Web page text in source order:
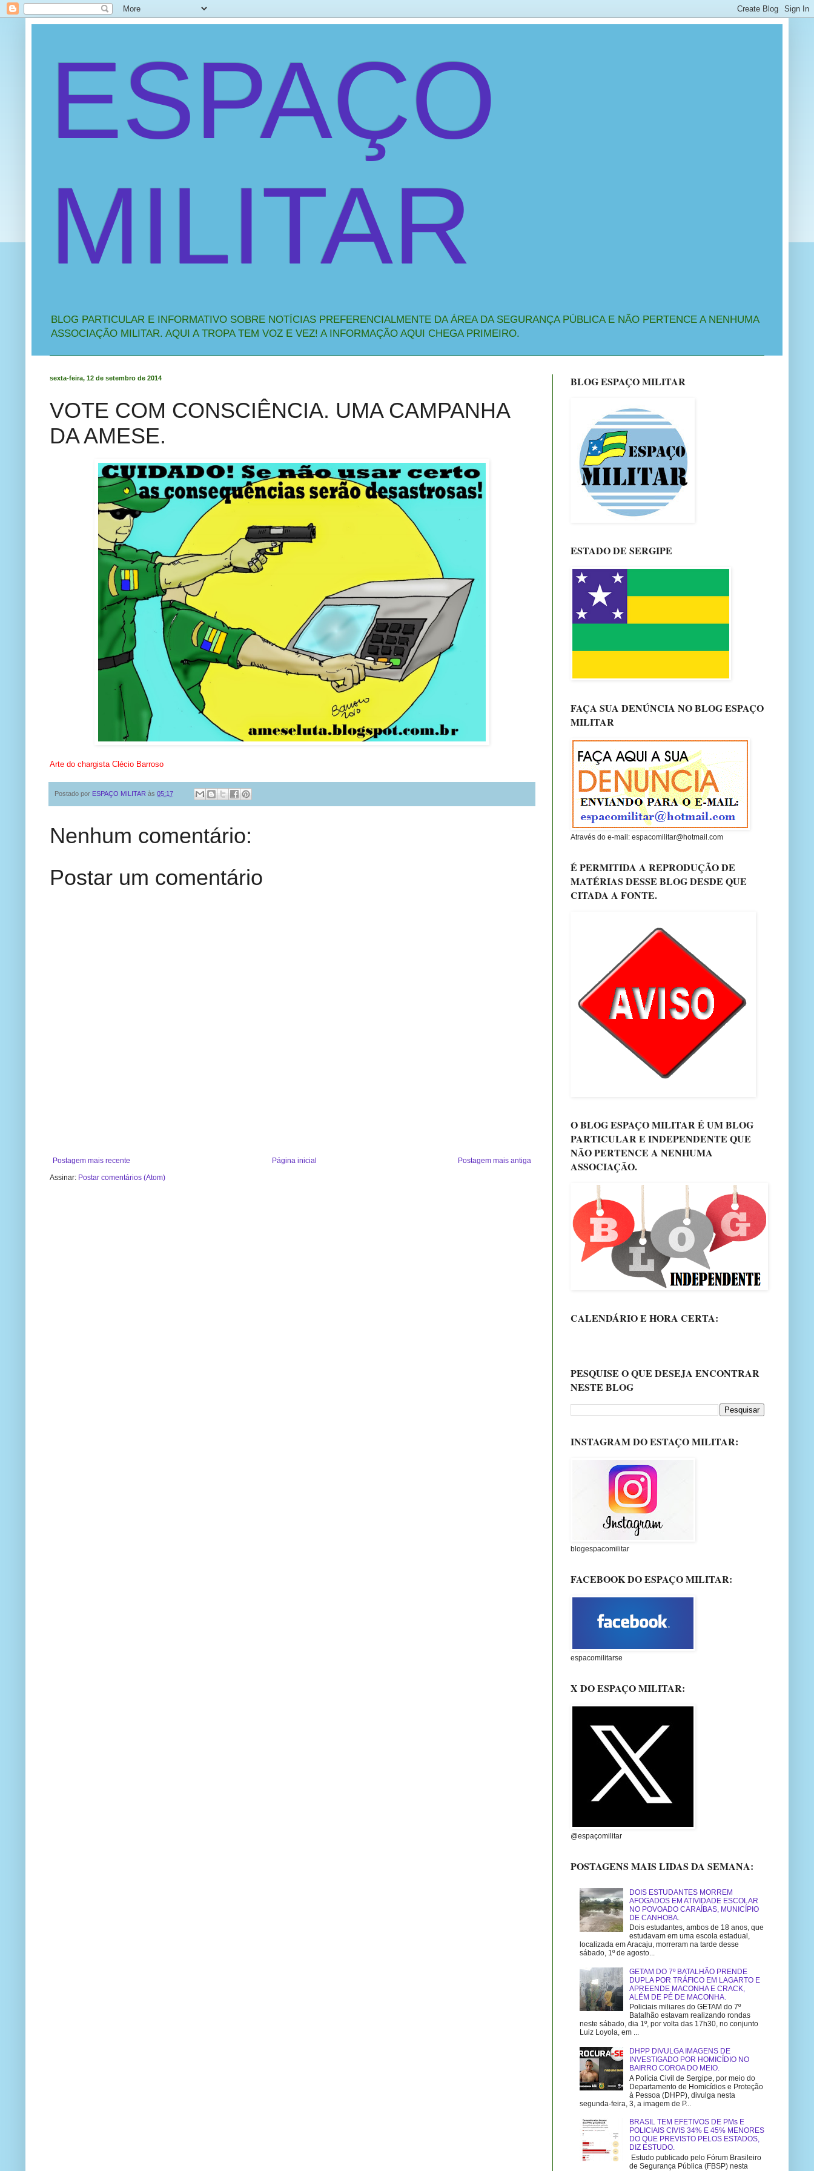
ESPAÇO
MILITAR
BLOG PARTICULAR E INFORMATIVO SOBRE NOTÍCIAS PREFERENCIALMENTE DA ÁREA DA SEGURANÇA PÚBLICA E NÃO PERTENCE A NENHUMA
ASSOCIAÇÃO MILITAR. AQUI A TROPA TEM VOZ E VEZ! A INFORMAÇÃO AQUI CHEGA PRIMEIRO.
sexta-feira, 12 de setembro de 2014
VOTE COM CONSCIÊNCIA. UMA CAMPANHA
DA AMESE.
Arte do chargista Clécio Barroso
Postado por ESPAÇO MILITAR às 05:17
Nenhum comentário:
Postar um comentário
Postagem mais recente Postagem mais antiga
Página inicial
Assinar: Postar comentários (Atom)
BLOG ESPAÇO MILITAR
ESTADO DE SERGIPE
FAÇA SUA DENÚNCIA NO BLOG ESPAÇO
MILITAR
Através do e-mail: espacomilitar@hotmail.com
É PERMITIDA A REPRODUÇÃO DE
MATÉRIAS DESSE BLOG DESDE QUE
CITADA A FONTE.
O BLOG ESPAÇO MILITAR É UM BLOG
PARTICULAR E INDEPENDENTE QUE
NÃO PERTENCE A NENHUMA
ASSOCIAÇÃO.
CALENDÁRIO E HORA CERTA:
PESQUISE O QUE DESEJA ENCONTRAR
NESTE BLOG
INSTAGRAM DO ESTAÇO MILITAR:
blogespacomilitar
FACEBOOK DO ESPAÇO MILITAR:
espacomilitarse
X DO ESPAÇO MILITAR:
@espaçomilitar
POSTAGENS MAIS LIDAS DA SEMANA:
DOIS ESTUDANTES MORREM
AFOGADOS EM ATIVIDADE ESCOLAR
NO POVOADO CARAÍBAS, MUNICÍPIO
DE CANHOBA.
Dois estudantes, ambos de 18 anos, que
estudavam em uma escola estadual,
localizada em Aracaju, morreram na tarde desse
sábado, 1º de agosto...
GETAM DO 7º BATALHÃO PRENDE
DUPLA POR TRÁFICO EM LAGARTO E
APREENDE MACONHA E CRACK,
ALÉM DE PÉ DE MACONHA.
Policiais miliares do GETAM do 7º
Batalhão estavam realizando rondas
neste sábado, dia 1º, por volta das 17h30, no conjunto
Luiz Loyola, em ...
DHPP DIVULGA IMAGENS DE
INVESTIGADO POR HOMICÍDIO NO
BAIRRO COROA DO MEIO.
A Polícia Civil de Sergipe, por meio do
Departamento de Homicídios e Proteção
à Pessoa (DHPP), divulga nesta
segunda-feira, 3, a imagem de P...
BRASIL TEM EFETIVOS DE PMs E
POLICIAIS CIVIS 34% E 45% MENORES
DO QUE PREVISTO PELOS ESTADOS,
DIZ ESTUDO.
Estudo publicado pelo Fórum Brasileiro
de Segurança Pública (FBSP) nesta